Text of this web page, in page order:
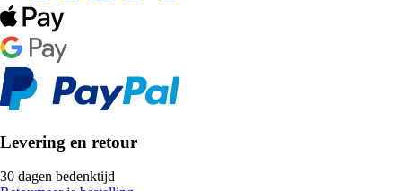
Levering en retour
30 dagen bedenktijd